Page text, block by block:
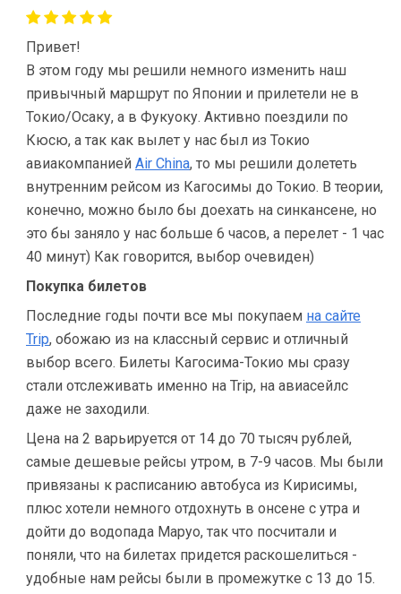
Привет!
В этом году мы решили немного изменить наш
привычный маршрут по Японии и прилетели не в
Токио/Осаку, а в Фукуоку. Активно поездили по
Кюсю, а так как вылет у нас был из Токио
авиакомпанией Air China, то мы решили долететь
внутренним рейсом из Кагосимы до Токио. В теории,
конечно, можно было бы доехать на синкансене, но
это бы заняло у нас больше 6 часов, а перелет - 1 час
40 минут) Как говорится, выбор очевиден)
Покупка билетов
Последние годы почти все мы покупаем на сайте
Trip, обожаю из на классный сервис и отличный
выбор всего. Билеты Кагосима-Токио мы сразу
стали отслеживать именно на Trip, на авиасейлс
даже не заходили.
Цена на 2 варьируется от 14 до 70 тысяч рублей,
самые дешевые рейсы утром, в 7-9 часов. Мы были
привязаны к расписанию автобуса из Кирисимы,
плюс хотели немного отдохнуть в онсене с утра и
дойти до водопада Маруо, так что посчитали и
поняли, что на билетах придется раскошелиться -
удобные нам рейсы были в промежутке с 13 до 15.